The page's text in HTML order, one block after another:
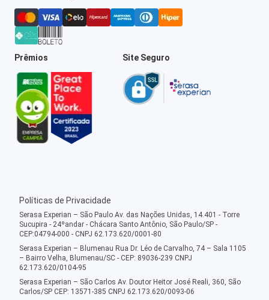
Prêmios Site Seguro
Políticas de Privacidade
Serasa Experian – São Paulo Av. das Nações Unidas, 14.401 - Torre
Sucupira - 24ºandar - Chácara Santo Antônio, São Paulo/SP -
CEP:04794-000 - CNPJ 62.173.620/0001-80
Serasa Experian – Blumenau Rua Dr. Léo de Carvalho, 74 – Sala 1105
– Bairro Velha, Blumenau/SC - CEP: 89036-239 CNPJ
62.173.620/0104-95
Serasa Experian – São Carlos Av. Doutor Heitor José Reali, 360, São
Carlos/SP CEP: 13571-385 CNPJ 62.173.620/0093-06